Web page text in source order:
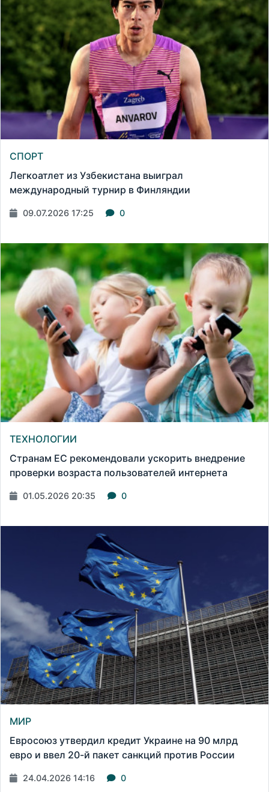
СПОРТ
Легкоатлет из Узбекистана выиграл
международный турнир в Финляндии
09.07.2026 17:25 0
ТЕХНОЛОГИИ
Странам ЕС рекомендовали ускорить внедрение
проверки возраста пользователей интернета
01.05.2026 20:35 0
МИР
Евросоюз утвердил кредит Украине на 90 млрд
евро и ввел 20-й пакет санкций против России
24.04.2026 14:16 0